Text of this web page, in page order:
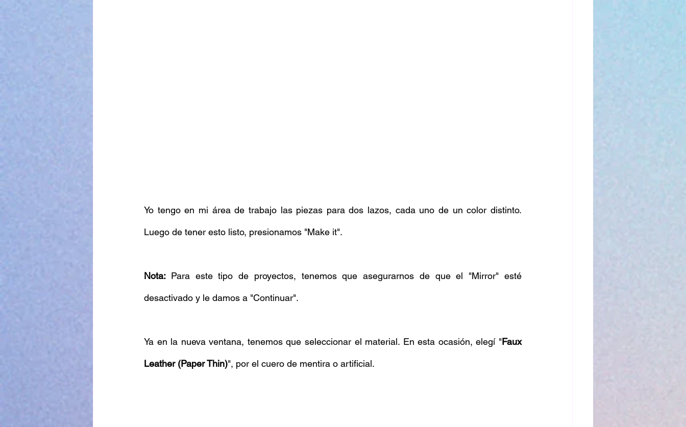
Yo tengo en mi área de trabajo las piezas para dos lazos, cada uno de un color distinto.
Luego de tener esto listo, presionamos "Make it".
Nota: Para este tipo de proyectos, tenemos que asegurarnos de que el "Mirror" esté
desactivado y le damos a "Continuar".
Ya en la nueva ventana, tenemos que seleccionar el material. En esta ocasión, elegí "Faux
Leather (Paper Thin)", por el cuero de mentira o artificial.